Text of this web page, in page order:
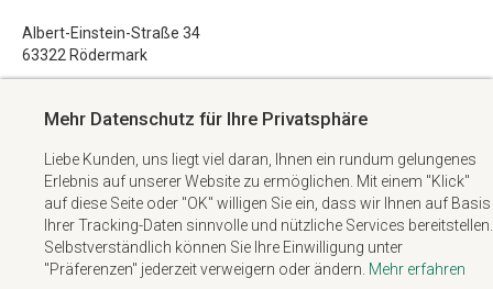
Albert-Einstein-Straße 34
63322 Rödermark
Impressum
AGB
Kontakt
Mehr Datenschutz für Ihre Privatsphäre
Liebe Kunden, uns liegt viel daran, Ihnen ein rundum gelungenes
Erlebnis auf unserer Website zu ermöglichen. Mit einem "Klick"
auf diese Seite oder "OK" willigen Sie ein, dass wir Ihnen auf Basis
Ihrer Tracking-Daten sinnvolle und nützliche Services bereitstellen.
Selbstverständlich können Sie Ihre Einwilligung unter
"Präferenzen" jederzeit verweigern oder ändern. Mehr erfahren